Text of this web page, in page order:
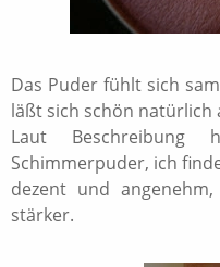
Das Puder fühlt sich
läßt sich schön
Laut
Schimmerpuder, ich
dezent und
stärker.